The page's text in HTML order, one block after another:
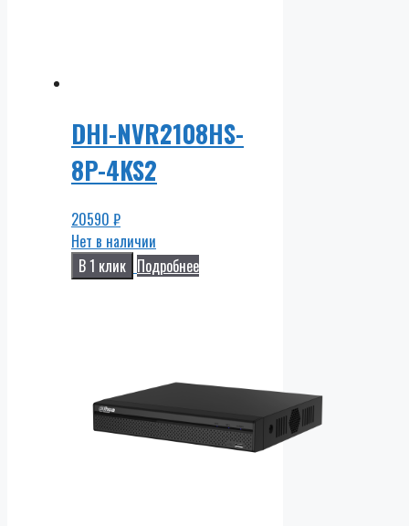
DHI-NVR2108HS-
8P-4KS2
20590 ₽
Нет в наличии
В 1 клик Подробнее